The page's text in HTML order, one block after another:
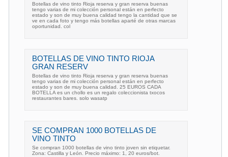
Botellas de vino tinto Rioja reserva y gran reserva buenas
tengo varias de mi colección personal están en perfecto
estado y son de muy buena calidad tengo la cantidad que se
ve en cada foto y tengo más botellas aparté de otras marcas
oportunidad. col
BOTELLAS DE VINO TINTO RIOJA
GRAN RESERV
Botellas de vino tinto Rioja reserva y gran reserva buenas
tengo varias de mi colección personal están en perfecto
estado y son de muy buena calidad. 25 EUROS CADA
BOTELLA es un chollo es un regalo coleccionista txocos
restaurantes bares. solo wasatp
SE COMPRAN 1000 BOTELLAS DE
VINO TINTO
Se compran 1000 botellas de vino tinto joven sin etiquetar.
Zona: Castilla y León. Precio máximo: 1, 20 euros/bot.